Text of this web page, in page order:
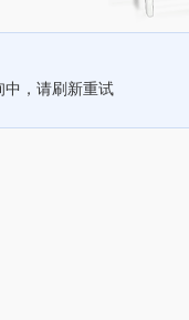
中，请刷新重试